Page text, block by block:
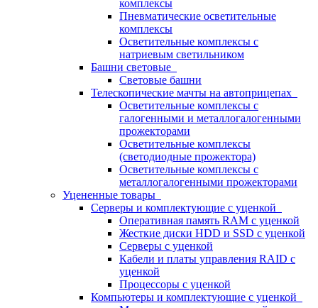
комплексы
Пневматические осветительные
комплексы
Осветительные комплексы с
натриевым светильником
Башни световые
Световые башни
Телескопические мачты на автоприцепах
Осветительные комплексы с
галогенными и металлогалогенными
прожекторами
Осветительные комплексы
(светодиодные прожектора)
Осветительные комплексы с
металлогалогенными прожекторами
Уцененные товары
Серверы и комплектующие с уценкой
Оперативная память RAM с уценкой
Жесткие диски HDD и SSD с уценкой
Серверы с уценкой
Кабели и платы управления RAID с
уценкой
Процессоры с уценкой
Компьютеры и комплектующие с уценкой